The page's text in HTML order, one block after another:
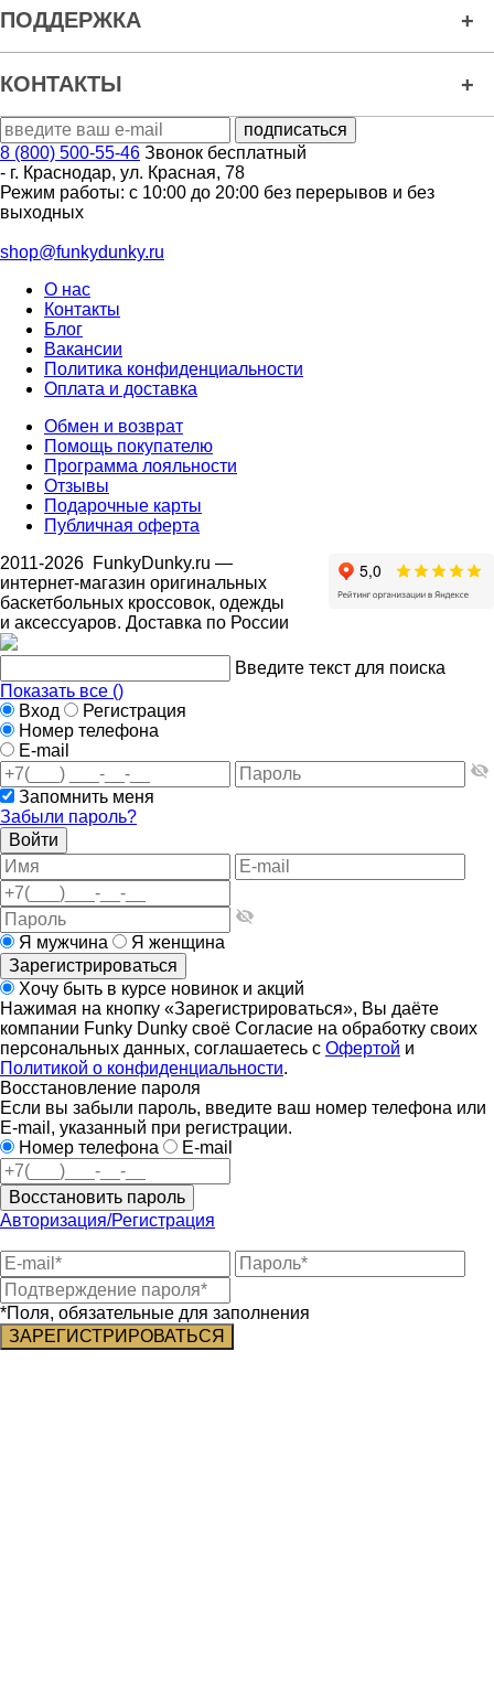
ПОДДЕРЖКА
КОНТАКТЫ
8 (800) 500-55-46 Звонок бесплатный
- г. Краснодар, ул. Красная, 78
Режим работы: с 10:00 до 20:00 без перерывов и без
выходных
shop@funkydunky.ru
О нас
Контакты
Блог
Вакансии
Политика конфиденциальности
Оплата и доставка
Обмен и возврат
Помощь покупателю
Программа лояльности
Отзывы
Подарочные карты
Публичная оферта
2011-2026 FunkyDunky.ru —
интернет-магазин оригинальных
баскетбольных кроссовок, одежды
и аксессуаров. Доставка по России
Введите текст для поиска
Показать все ()
Вход
Регистрация
Номер телефона
E-mail
Запомнить меня
Забыли пароль?
Войти
Я мужчина
Я женщина
Зарегистрироваться
Хочу быть в курсе новинок и акций
Нажимая на кнопку «Зарегистрироваться», Вы даёте
компании Funky Dunky своё Согласие на обработку своих
персональных данных, соглашаетесь с Офертой и
Политикой о конфиденциальности.
Восстановление пароля
Если вы забыли пароль, введите ваш номер телефона или
E-mail, указанный при регистрации.
Номер телефона
E-mail
Восстановить пароль
Авторизация/Регистрация
*Поля, обязательные для заполнения